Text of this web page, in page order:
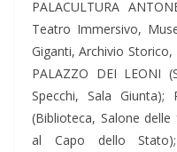
PALACULTURA
Teatro Immersivo,
Giganti, Archivio
PALAZZO DEI LEONI
Specchi, Sala Giunta);
(Biblioteca, Salone
al Capo dello Stato);